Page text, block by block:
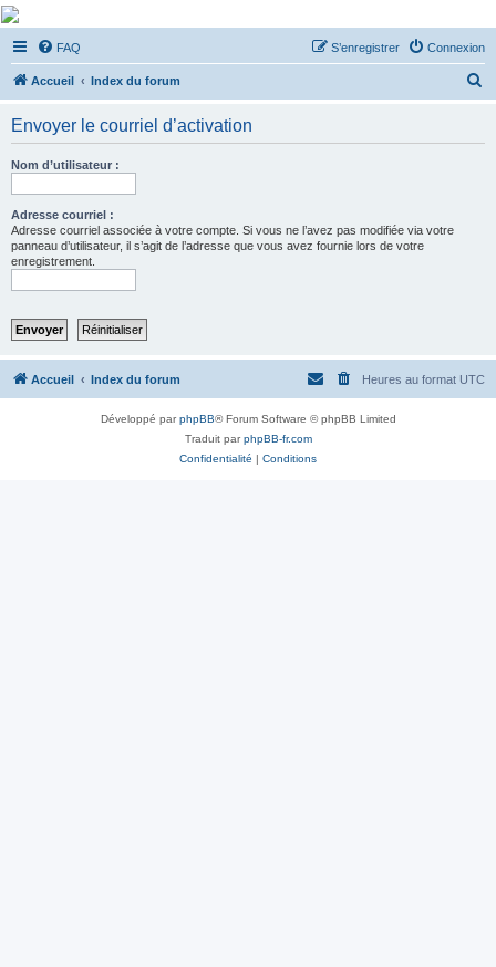
De Musicae Militari -
Forums
Forums de discussions
FAQ Connexion
S’enregistrer
Accueil Index du forum
Envoyer le courriel d’activation
Nom d’utilisateur :
Adresse courriel :
Adresse courriel associée à votre compte. Si vous ne l’avez pas modifiée via votre
panneau d’utilisateur, il s’agit de l’adresse que vous avez fournie lors de votre
enregistrement.
Accueil Index du forum Heures au format UTC
Développé parphpBB® Forum Software © phpBB Limited
Traduit parphpBB-fr.com
Confidentialité | Conditions